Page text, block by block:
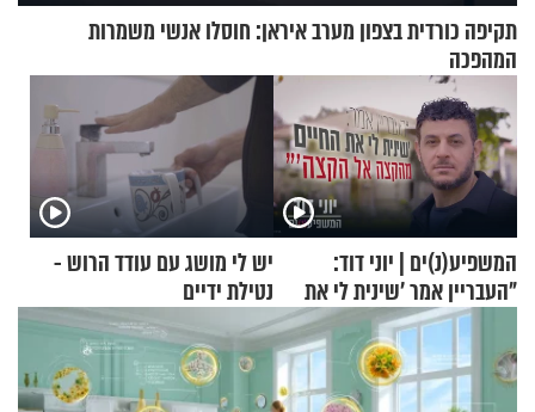
תקיפה כורדית בצפון מערב איראן: חוסלו אנשי משמרות
המהפכה
המשפיע(נ)ים | יוני דוד:
"העבריין אמר 'שינית לי את
החיים מהקצה אל הקצה'"
יש לי מושג עם עודד הרוש -
נטילת ידיים